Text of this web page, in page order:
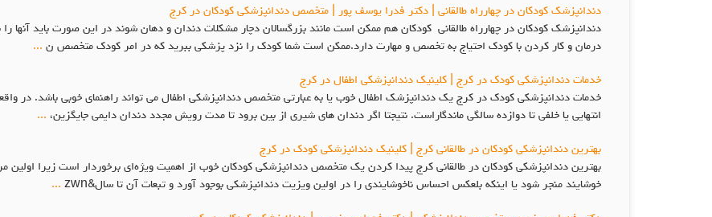
دندانپزشک کودکان در چهارراه طالقانی | دکتر فدرا یوسف پور | متخصص دندانپزشکی کودکان در کرج
دندانپزشک کودکان در چهارراه طالقانی کودکان هم ممکن است مانند بزرگسالان دچار مشکلات دندان و دهان شوند در این صورت باید آنها
درمان و کار کردن با کودک احتیاج به تخصص و مهارت دارد.ممکن است شما کودک را نزد پزشکی ببرید که در امر کودک متخصص ن ...
خدمات دندانپزشکی کودک در کرج | کلینیک دندانپزشکی اطفال در کرج
خدمات دندانپزشکی کودک در کرج یک دندانپزشک اطفال خوب یا به عبارتی متخصص دندانپزشکی اطفال می تواند راهنمای خوبی باشد. در
انتهایی یا خلفی تا دوازده سالگی ماندگاراست. نتیجتا اگر دندان های شیری از بین برود تا مدت رویش مجدد دندان دایمی جایگزین، ...
بهترین دندانپزشکی کودکان در طالقانی کرج | کلینیک دندانپزشکی کودک در کرج
بهترین دندانپزشکی کودکان در طالقانی کرج پیدا کردن یک متخصص دندانپزشکی کودکان خوب از اهمیت ویژه‌ای برخوردار است زیرا
خوشایند منجر شود یا اینکه بلعکس احساس ناخوشایندی را در اولین ویزیت دندانپزشکی بوجود آورد و تبعات آن تا سال&zwn
...